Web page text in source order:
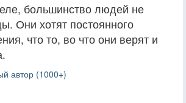
большинство людей не
Они хотят постоянного
что то, во что они верят и
автор (1000+)